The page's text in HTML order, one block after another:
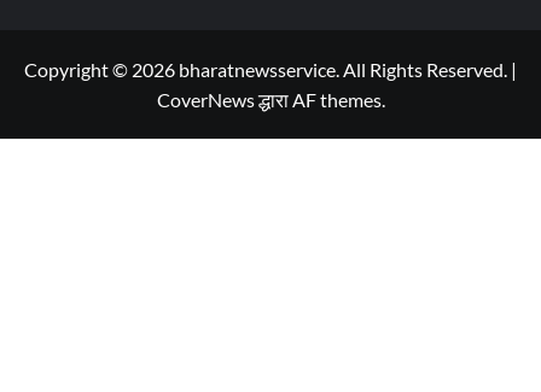
Copyright © 2026 bharatnewsservice. All Rights Reserved. |
CoverNewsद्धारा AF themes.